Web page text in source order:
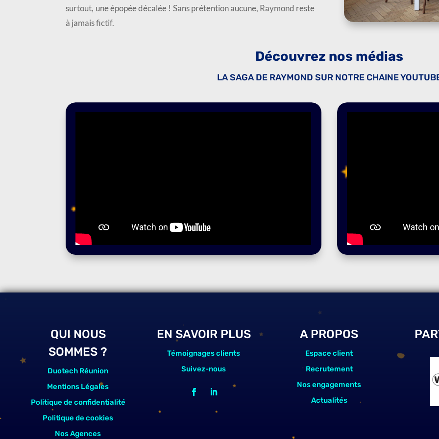
surtout, une épopée décalée ! Sans prétention aucune, Raymond reste
à jamais fictif.
Découvrez nos médias
LA SAGA DE RAYMOND SUR NOTRE CHAINE
QUI NOUS
SOMMES ?
Duotech Réunion
Mentions Légales
Politique de confidentialité
Politique de cookies
Nos Agences
EN SAVOIR PLUS
Témoignages clients
Suivez-nous
A PROPOS
Espace client
Recrutement
Nos engagements
Actualités